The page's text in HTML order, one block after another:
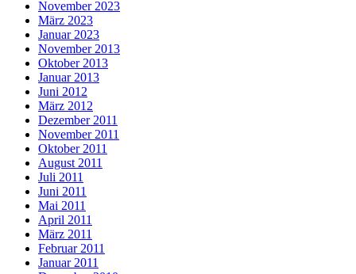
November 2023
März 2023
Januar 2023
November 2013
Oktober 2013
Januar 2013
Juni 2012
März 2012
Dezember 2011
November 2011
Oktober 2011
August 2011
Juli 2011
Juni 2011
Mai 2011
April 2011
März 2011
Februar 2011
Januar 2011